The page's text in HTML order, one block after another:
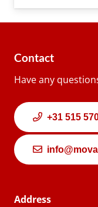
Contact
Have any
+31 515
Address